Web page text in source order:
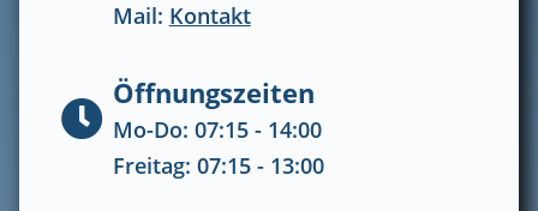
Mail: Kontakt

Öffnungszeiten
Mo-Do: 07:15 - 14:00
Freitag: 07:15 - 13:00